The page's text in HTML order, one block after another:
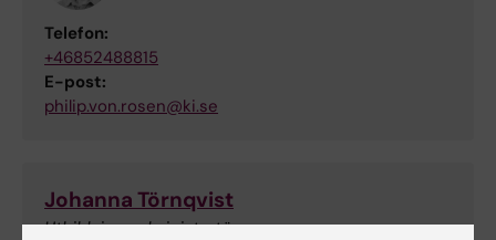
Telefon:
+46852488815
E-post:
philip.von.rosen@ki.se
Johanna Törnqvist
Utbildningsadministratör